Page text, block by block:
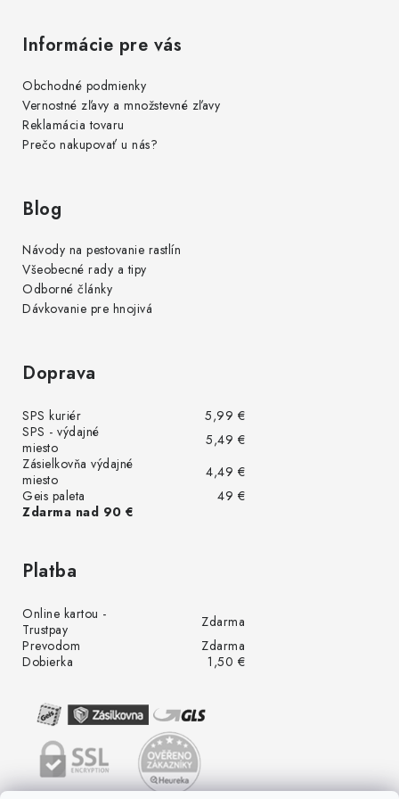
Informácie pre vás
Obchodné podmienky
Vernostné zľavy a množstevné zľavy
Reklamácia tovaru
Prečo nakupovať u nás?
Blog
Návody na pestovanie rastlín
Všeobecné rady a tipy
Odborné články
Dávkovanie pre hnojivá
Doprava
SPS kuriér
5,99 €
SPS - výdajné
miesto
5,49 €
Zásielkovňa výdajné
miesto
4,49 €
Geis paleta
49 €
Zdarma nad 90 €
Platba
Online kartou -
Trustpay
Zdarma
Prevodom
Zdarma
Dobierka
1,50 €